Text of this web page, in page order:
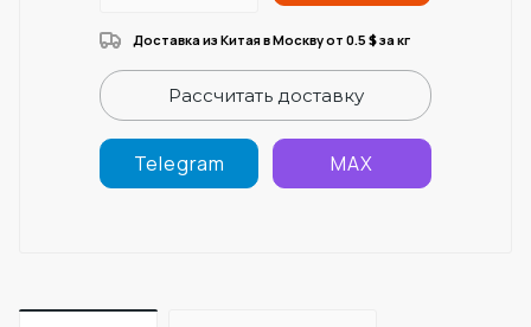
Доставка из Китая в Москву от 0.5 $за кг
Рассчитать доставку
Telegram MAX